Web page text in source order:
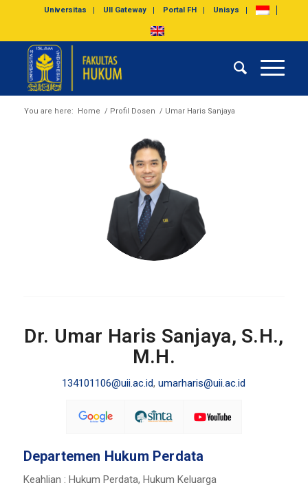
Universitas UII Gateway Portal FH Unisys
You are here: Home / Profil Dosen / Umar Haris Sanjaya
Dr. Umar Haris Sanjaya, S.H.,
M.H.
134101106@uii.ac.id,umarharis@uii.ac.id
Departemen Hukum Perdata
Keahlian : Hukum Perdata, Hukum Keluarga